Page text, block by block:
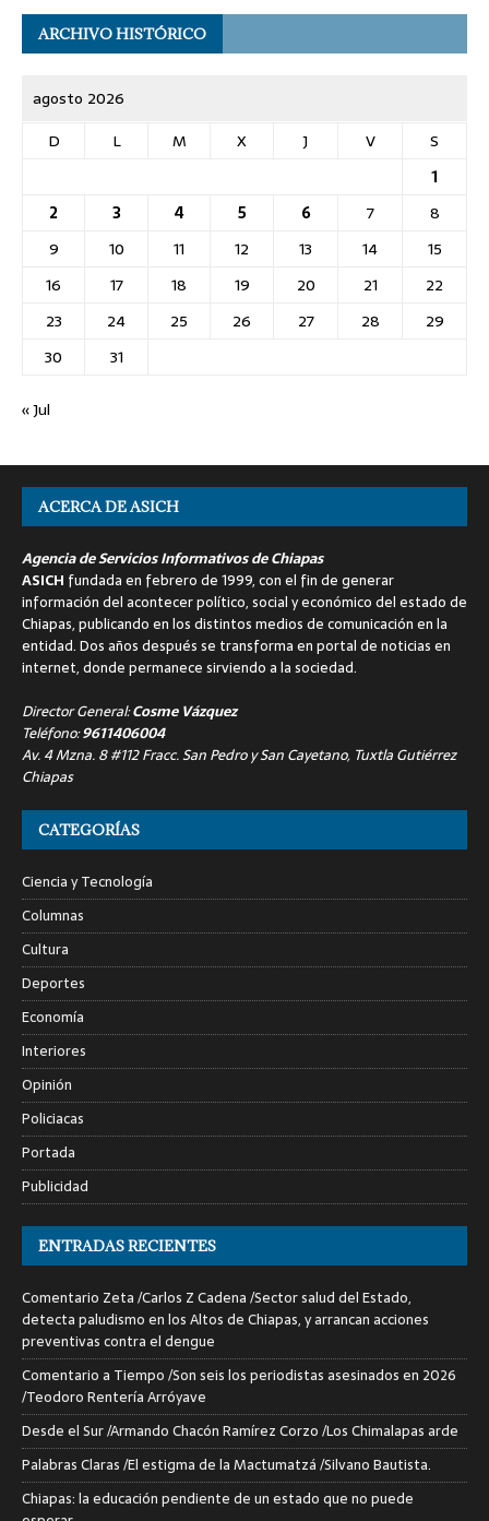
ARCHIVO HISTÓRICO
agosto 2026
D
L M X J V
S
1
2
3 4 5 6 7
8
9
10 11 12 13 14
15
16
17 18 19 20 21
22
23
24 25 26 27 28
29
30
31
« Jul
ACERCA DE ASICH
Agencia de Servicios Informativos de Chiapas
ASICH fundada en febrero de 1999, con el fin de generar
información del acontecer político, social y económico del estado de
Chiapas, publicando en los distintos medios de comunicación en la
entidad. Dos años después se transforma en portal de noticias en
internet, donde permanece sirviendo a la sociedad.
Director General:Cosme Vázquez
Teléfono:9611406004
Av. 4 Mzna. 8 #112 Fracc. San Pedro y San Cayetano, Tuxtla Gutiérrez
Chiapas
CATEGORÍAS
Ciencia y Tecnología
Columnas
Cultura
Deportes
Economía
Interiores
Opinión
Policiacas
Portada
Publicidad
ENTRADAS RECIENTES
Comentario Zeta /Carlos Z Cadena /Sector salud del Estado,
detecta paludismo en los Altos de Chiapas, y arrancan acciones
preventivas contra el dengue
Comentario a Tiempo /Son seis los periodistas asesinados en 2026
/Teodoro Rentería Arróyave
Desde el Sur /Armando Chacón Ramírez Corzo /Los Chimalapas arde
Palabras Claras /El estigma de la Mactumatzá /Silvano Bautista.
Chiapas: la educación pendiente de un estado que no puede